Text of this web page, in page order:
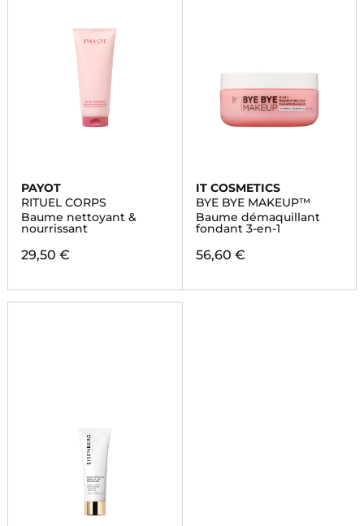
PAYOT
RITUEL CORPS
Baume nettoyant &
nourrissant
29,50 €
IT COSMETICS
BYE BYE MAKEUP™
Baume démaquillant
fondant 3-en-1
56,60 €